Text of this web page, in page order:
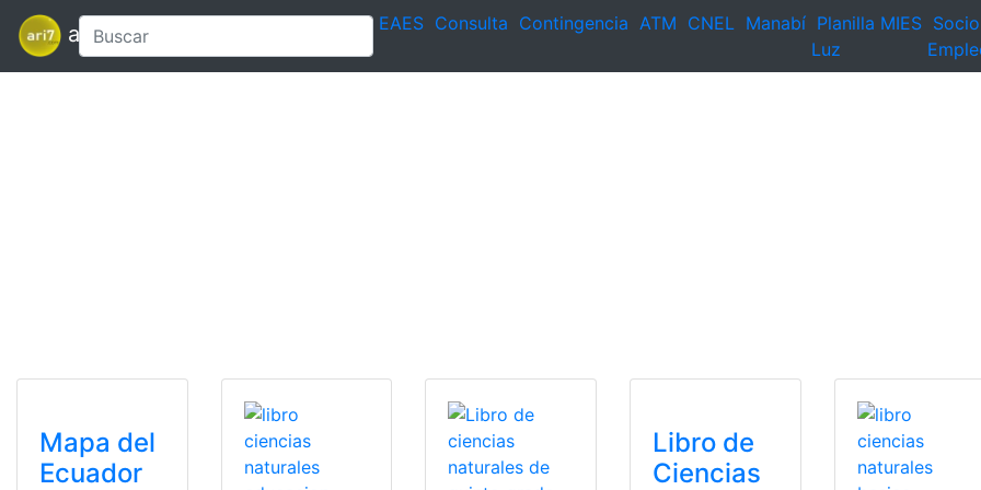
ari7 EAES Consulta Contingencia ATM CNEL Manabí Planilla
Luz
MIES Socio
Mapa del
Ecuador
Libro de
Ciencias